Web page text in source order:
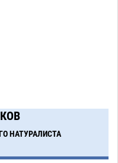
своих детей в июле
Загрузить еще
НАТУРАЛИСТА